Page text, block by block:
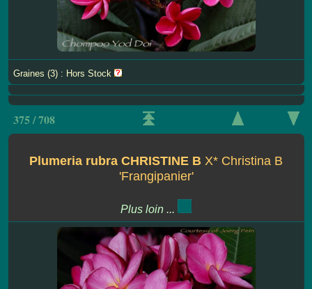
Graines (3) : Hors Stock
375 / 708
Plumeria rubra CHRISTINE B X* Christina B
'Frangipanier'
Plus loin ...